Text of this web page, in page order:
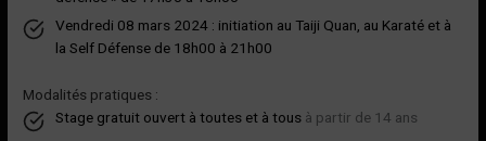
Vendredi 08 mars 2024 : initiation au Taiji Quan, au Karaté et à
la Self Défense de 18h00 à 21h00
Modalités pratiques :
Stage gratuit ouvert à toutes et à tous à partir de 14 ans